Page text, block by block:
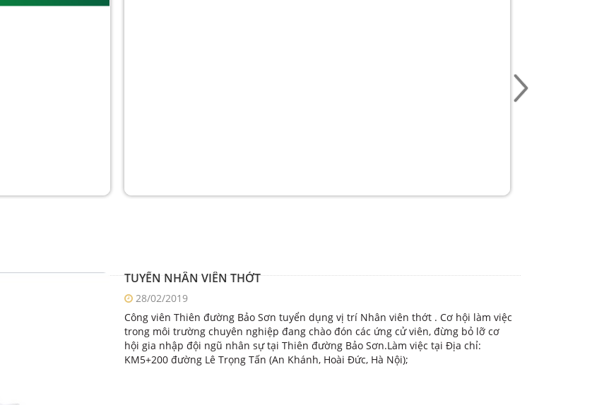
TUYỂN NHÂN VIÊN THỚT
28/02/2019
Công viên Thiên đường Bảo Sơn tuyển dụng vị trí Nhân viên thớt . Cơ hội làm việc
trong môi trường chuyên nghiệp đang chào đón các ứng cử viên, đừng bỏ lỡ cơ
hội gia nhập đội ngũ nhân sự tại Thiên đường Bảo Sơn.Làm việc tại Địa chỉ:
KM5+200 đường Lê Trọng Tấn (An Khánh, Hoài Đức, Hà Nội);